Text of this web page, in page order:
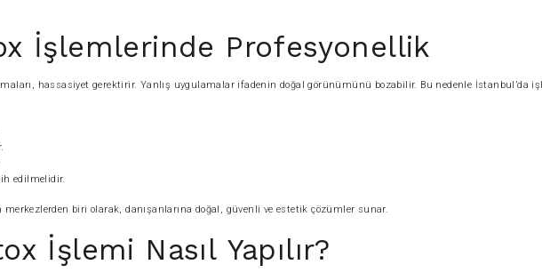
İşlemlerinde Profesyonellik
hassasiyet gerektirir. Yanlış uygulamalar ifadenin doğal görünümünü bozabilir. Bu nedenle İstanbul’da
edilmelidir.
biri olarak, danışanlarına doğal, güvenli ve estetik çözümler sunar.
İşlemi Nasıl Yapılır?